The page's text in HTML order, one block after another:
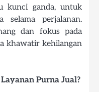
kunci ganda, untuk
selama perjalanan.
dan fokus pada
khawatir kehilangan
Purna Jual?